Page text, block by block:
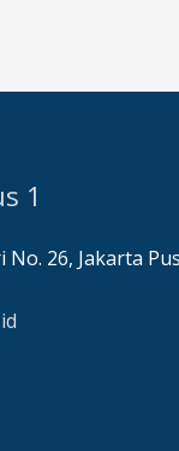
1
No. 26, Jakarta